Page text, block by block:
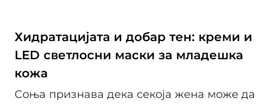
Хидратацијата и добар тен: креми и
LED светлосни маски за младешка
кожа
Соња признава дека секоја жена може да